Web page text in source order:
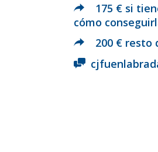
175 € si
cómo
200 € resto